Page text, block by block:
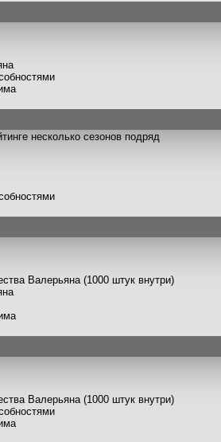
несколько сезонов подряд
Валерьяна (1000 штук внутри)
Валерьяна (1000 штук внутри)